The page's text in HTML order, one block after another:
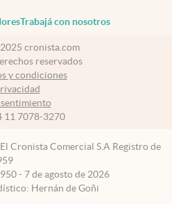
Trabajá con nosotros
cronista.com
reservados
y condiciones
11 7078-3270
Cronista Comercial S.A Registro de
- 7 de agosto de 2026
Hernán de Goñi